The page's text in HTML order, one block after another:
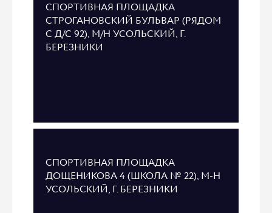
СПОРТИВНАЯ ПЛОЩАДКА
СТРОГАНОВСКИЙ БУЛЬВАР (РЯДОМ
С Д/С 92), М/Н УСОЛЬСКИЙ, Г.
БЕРЕЗНИКИ
СПОРТИВНАЯ ПЛОЩАДКА
ДОЩЕНИКОВА 4 (ШКОЛА № 22), М-Н
УСОЛЬСКИЙ, Г. БЕРЕЗНИКИ